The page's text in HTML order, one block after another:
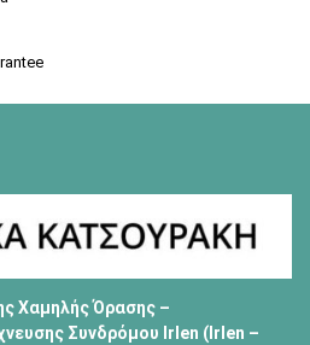
Χαμηλής Όρασης –
Συνδρόμου Irlen (Irlen –